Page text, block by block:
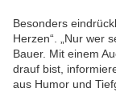
Besonders
Herzen“. „Nur wer
Bauer. Mit einem
drauf bist,
aus Humor und